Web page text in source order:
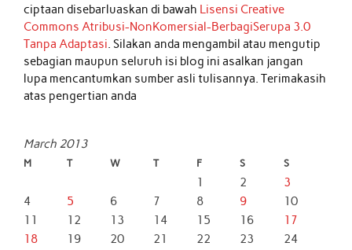
ciptaan disebarluaskan di bawah Lisensi Creative
Commons Atribusi-NonKomersial-BerbagiSerupa 3.0
Tanpa Adaptasi. Silakan anda mengambil atau mengutip
sebagian maupun seluruh isi blog ini asalkan jangan
lupa mencantumkan sumber asli tulisannya. Terimakasih
atas pengertian anda
March 2013
M T W T F S S
1 2
3
4
5 6 7 8 9
10
11
12 13 14 15 16
17
18
19 20 21 22 23
24